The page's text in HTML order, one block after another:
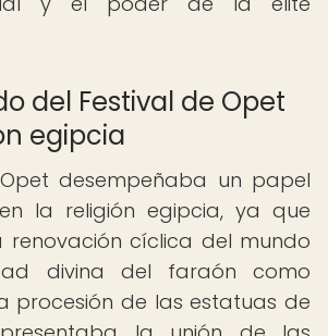
del Festival de Opet
egipcia
desempeñaba un papel
la religión egipcia, ya que
renovación cíclica del mundo
divina del faraón como
procesión de las estatuas de